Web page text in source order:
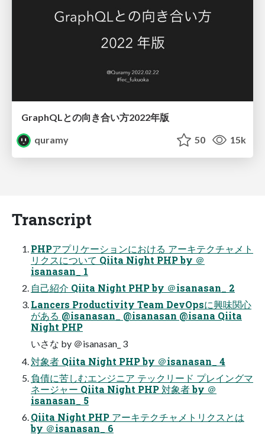
GraphQLとの向き合い方2022年版
quramy
50 15k
Transcript
PHPアプリケーションにおける アーキテクチャメト
リクスについて Qiita Night PHP by ＠
isanasan_ 1
自己紹介 Qiita Night PHP by ＠isanasan_ 2
Lancers Productivity Team DevOpsに興味関心
がある @isanasan_ @isanasan @isana Qiita
Night PHP
いさな by ＠isanasan_ 3
対象者 Qiita Night PHP by ＠isanasan_ 4
負債に苦しむエンジニア テックリード プレイングマ
ネージャー Qiita Night PHP 対象者 by ＠
isanasan_ 5
Qiita Night PHP アーキテクチャメトリクスとは
by ＠isanasan_ 6